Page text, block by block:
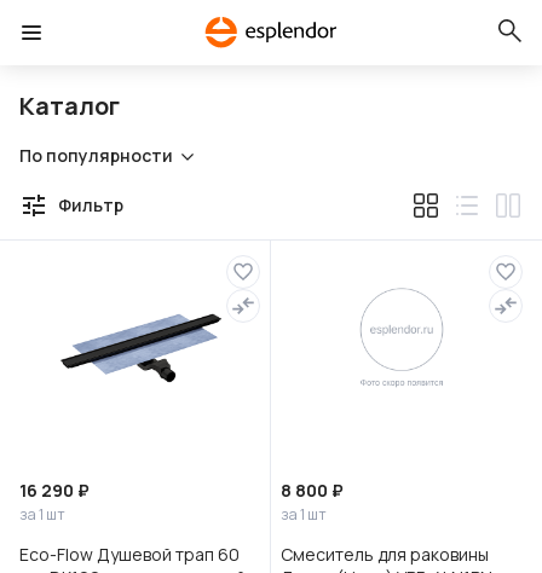
Каталог
По популярности
Фильтр
16 290 ₽
за 1 шт
Eco-Flow Душевой трап 60
8 800 ₽
за 1 шт
Смеситель для раковины